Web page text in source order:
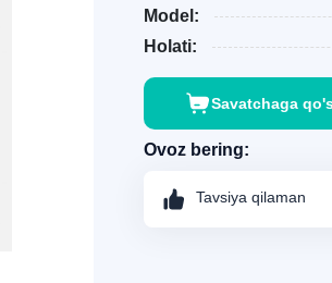
Model:
Holati:
Savatchaga
Ovoz bering:
Tavsiya qilaman